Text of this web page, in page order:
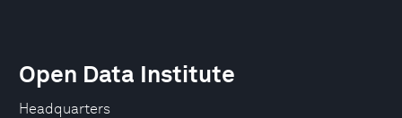
Headquarters
Open Data Institute